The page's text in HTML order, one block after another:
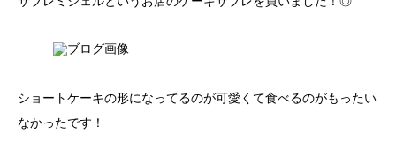
ショートケーキの形になってるのが可愛くて食べるのがもったい
なかったです！